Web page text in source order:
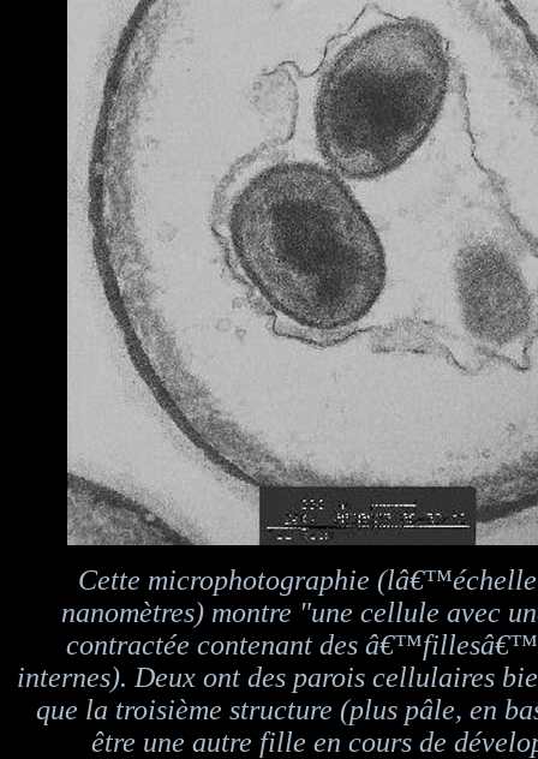
Cette microphotographie (lâ€™échelle
nanomètres) montre "une cellule avec
contractée contenant des â€™fillesâ€™
internes). Deux ont des parois cellulaires
que la troisième structure (plus pâle, en
être une autre fille en cours de